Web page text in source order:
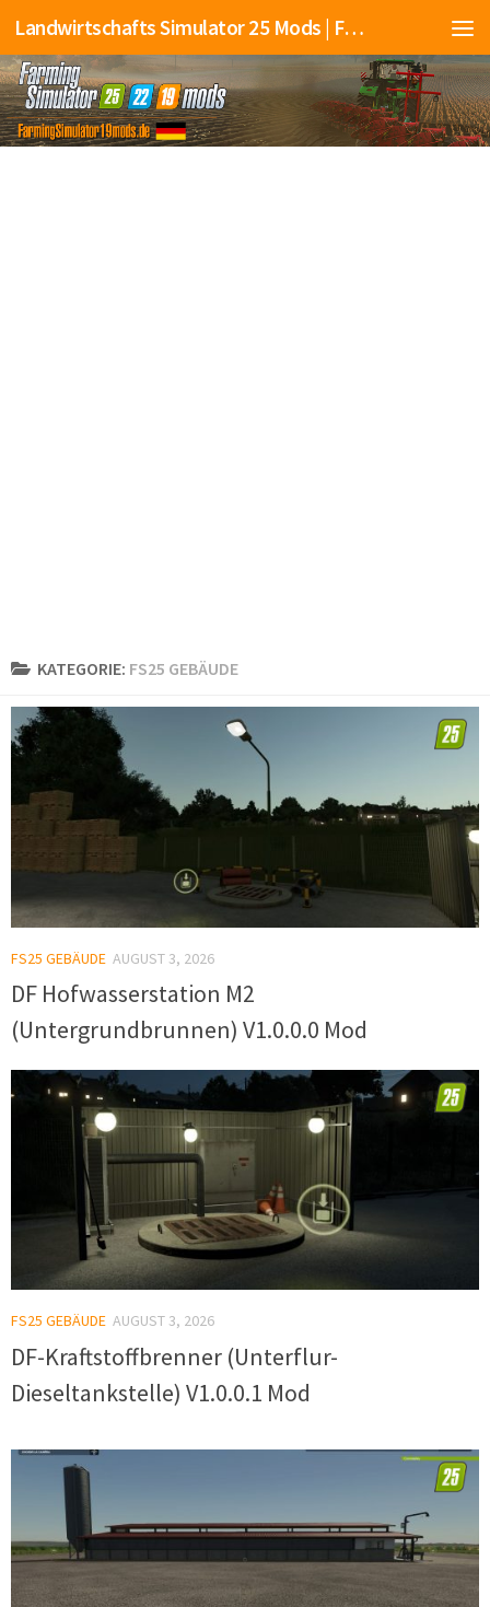
Landwirtschafts Simulator 25 Mods | Farming Simulator 25 Mods | FS25 Mods
KATEGORIE: FS25 GEBÄUDE
FS25 GEBÄUDE AUGUST 3, 2026
DF Hofwasserstation M2
(Untergrundbrunnen) V1.0.0.0 Mod
FS25 GEBÄUDE AUGUST 3, 2026
DF-Kraftstoffbrenner (Unterflur-
Dieseltankstelle) V1.0.0.1 Mod